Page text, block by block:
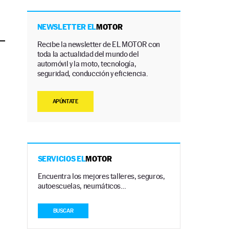
NEWSLETTER ELMOTOR
Recibe la newsletter de EL MOTOR con
toda la actualidad del mundo del
automóvil y la moto, tecnología,
seguridad, conducción y eficiencia.
APÚNTATE
SERVICIOS ELMOTOR
Encuentra los mejores talleres, seguros,
autoescuelas, neumáticos…
BUSCAR